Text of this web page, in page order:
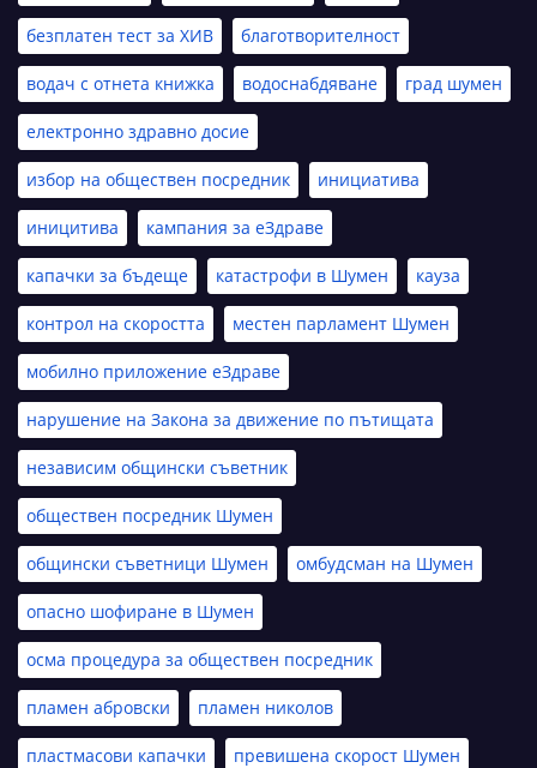
безплатен тест за ХИВ благотворителност
водач с отнета книжка водоснабдяване град шумен
електронно здравно досие
избор на обществен посредник инициатива
иницитива кампания за еЗдраве
капачки за бъдеще катастрофи в Шумен кауза
контрол на скоростта местен парламент Шумен
мобилно приложение еЗдраве
нарушение на Закона за движение по пътищата
независим общински съветник
обществен посредник Шумен
общински съветници Шумен омбудсман на Шумен
опасно шофиране в Шумен
осма процедура за обществен посредник
пламен абровски пламен николов
пластмасови капачки превишена скорост Шумен